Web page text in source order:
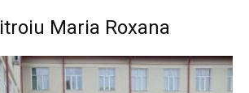
Maria Roxana